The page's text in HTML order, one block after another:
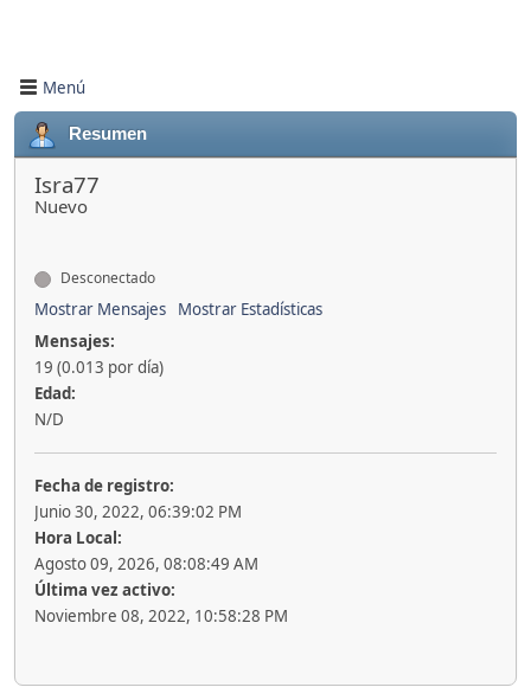
Menú
Resumen
Isra77
Nuevo
Desconectado
Mostrar Mensajes
Mostrar Estadísticas
Mensajes:
19 (0.013 por día)
Edad:
N/D
Fecha de registro:
Junio 30, 2022, 06:39:02 PM
Hora Local:
Agosto 09, 2026, 08:08:49 AM
Última vez activo:
Noviembre 08, 2022, 10:58:28 PM